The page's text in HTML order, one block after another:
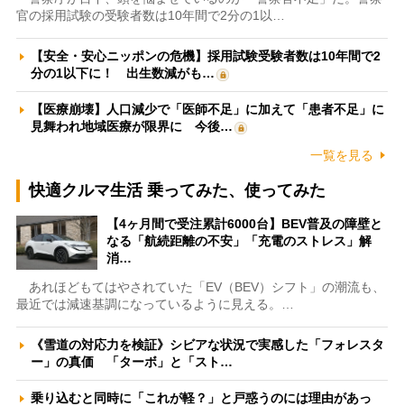
官の採用試験の受験者数は10年間で2分の1以…
【安全・安心ニッポンの危機】採用試験受験者数は10年間で2
分の1以下に！ 出生数減がも…
【医療崩壊】人口減少で「医師不足」に加えて「患者不足」に
見舞われ地域医療が限界に 今後…
一覧を見る
快適クルマ生活 乗ってみた、使ってみた
【4ヶ月間で受注累計6000台】BEV普及の障壁と
なる「航続距離の不安」「充電のストレス」解
消…
あれほどもてはやされていた「EV（BEV）シフト」の潮流も、
最近では減速基調になっているように見える。…
《雪道の対応力を検証》シビアな状況で実感した「フォレスタ
ー」の真価 「ターボ」と「スト…
乗り込むと同時に「これが軽？」と戸惑うのには理由があっ